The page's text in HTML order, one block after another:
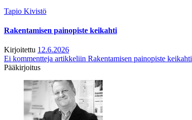
Tapio Kivistö
Rakentamisen painopiste keikahti
Kirjoitettu 12.6.2026
Ei kommentteja artikkeliin Rakentamisen painopiste keikahti
Pääkirjoitus